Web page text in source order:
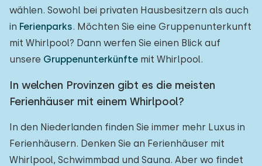
wählen. Sowohl bei privaten Hausbesitzern als auch
in Ferienparks. Möchten Sie eine Gruppenunterkunft
mit Whirlpool? Dann werfen Sie einen Blick auf
unsere Gruppenunterkünfte mit Whirlpool.
In welchen Provinzen gibt es die meisten
Ferienhäuser mit einem Whirlpool?
In den Niederlanden finden Sie immer mehr Luxus in
Ferienhäusern. Denken Sie an Ferienhäuser mit
Whirlpool, Schwimmbad und Sauna. Aber wo findet